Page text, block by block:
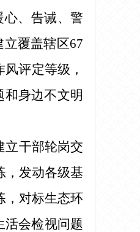
、告诫、警
覆盖辖区67
评定等级，
和身边不文明
立干部轮岗交
，发动各级基
，对标生态环
活会检视问题